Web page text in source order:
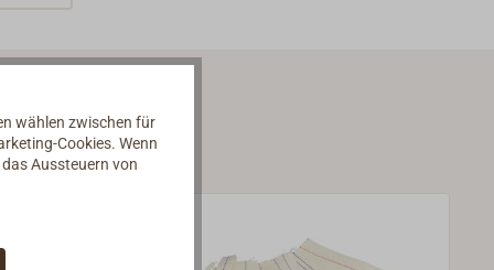
wählen zwischen für
Cookies. Wenn
Aussteuern von